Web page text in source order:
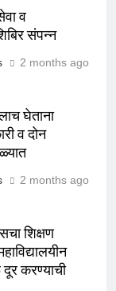
व
संपन्न
2 months ago
घेताना
व दोन
2 months ago
शिक्षण
करण्याची